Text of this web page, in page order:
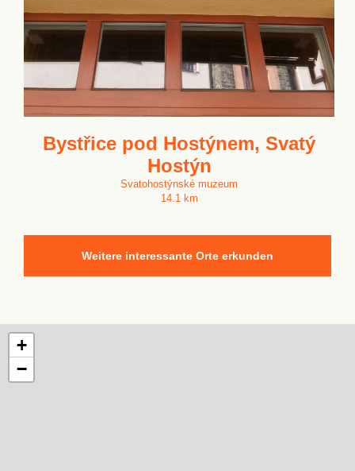
Bystřice pod Hostýnem, Svatý
Hostýn
Svatohostýnské muzeum
14.1 km
Weitere interessante Orte erkunden
+
−